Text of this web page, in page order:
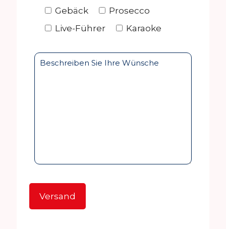
Gebäck
Prosecco
Live-Führer
Karaoke